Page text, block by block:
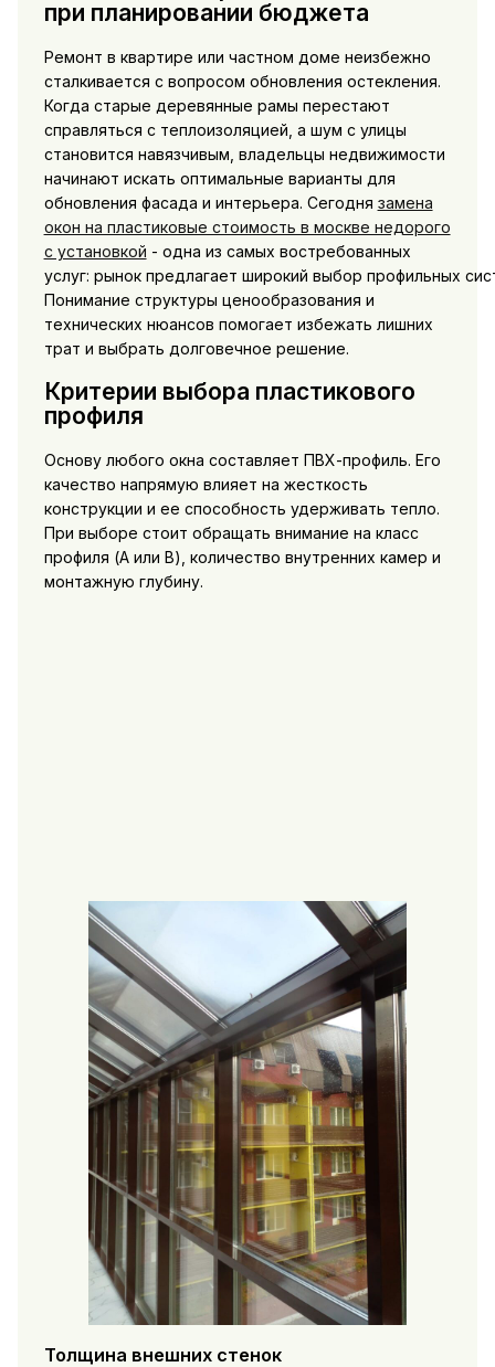
при планировании бюджета
Ремонт в квартире или частном доме неизбежно
сталкивается с вопросом обновления остекления.
Когда старые деревянные рамы перестают
справляться с теплоизоляцией, а шум с улицы
становится навязчивым, владельцы недвижимости
начинают искать оптимальные варианты для
обновления фасада и интерьера. Сегодня замена
окон на пластиковые стоимость в москве недорого
с установкой - одна из самых востребованных
услуг: рынок предлагает широкий выбор профильных
Понимание структуры ценообразования и
технических нюансов помогает избежать лишних
трат и выбрать долговечное решение.
Критерии выбора пластикового
профиля
Основу любого окна составляет ПВХ-профиль. Его
качество напрямую влияет на жесткость
конструкции и ее способность удерживать тепло.
При выборе стоит обращать внимание на класс
профиля (А или В), количество внутренних камер и
монтажную глубину.
Толщина внешних стенок